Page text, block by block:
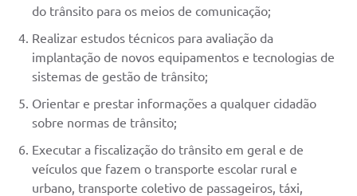
do trânsito para os meios de comunicação;
Realizar estudos técnicos para avaliação da
implantação de novos equipamentos e tecnologias de
sistemas de gestão de trânsito;
Orientar e prestar informações a qualquer cidadão
sobre normas de trânsito;
Executar a fiscalização do trânsito em geral e de
veículos que fazem o transporte escolar rural e
urbano, transporte coletivo de passageiros, táxi,